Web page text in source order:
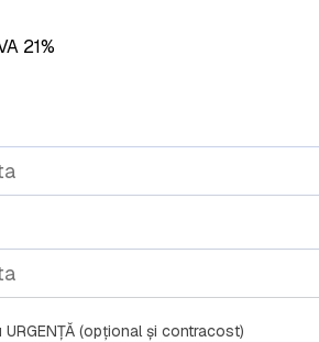
21%
(opțional și contracost)